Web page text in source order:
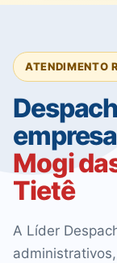
ATENDIMENTO
Mogi
Tietê
A Líder